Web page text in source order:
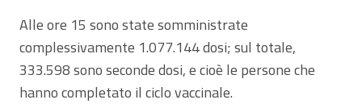
Alle ore 15 sono state somministrate
complessivamente 1.077.144 dosi; sul totale,
333.598 sono seconde dosi, e cioè le persone che
hanno completato il ciclo vaccinale.